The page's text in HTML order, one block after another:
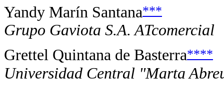
Yandy Marín Santana***
Grupo Gaviota S.A. ATcomercial
Grettel Quintana de Basterra****
Universidad Central "Marta